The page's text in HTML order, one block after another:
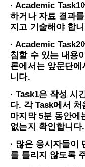
· Academic Task1
하거나 자료 결과
지고 기술해야 합
· Academic Task2
침할 수 있는 내용
론에서는 앞문단
니다.
· Task1은 작성 시
다. 각 Task에서
마지막 5분 동안에
없는지 확인합니다.
· 많은 응시자들이
를 틀리지 않도록